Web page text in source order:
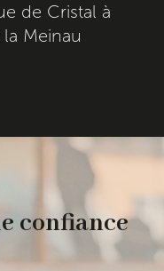
de Cristal à
Meinau
confiance